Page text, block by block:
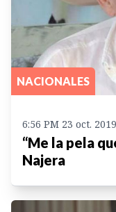
NACIONALES
6:56 PM 23 oct. 2019
“Me la pela
Najera